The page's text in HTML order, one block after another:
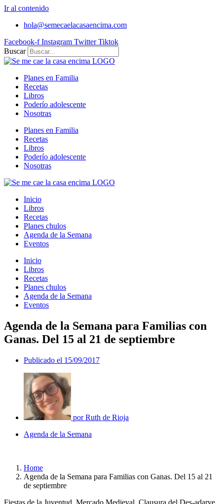
Ir al contenido
hola@semecaelacasaencima.com
Facebook-f Instagram Twitter Tiktok
Buscar
Planes en Familia
Recetas
Libros
Poderío adolescente
Nosotras
Planes en Familia
Recetas
Libros
Poderío adolescente
Nosotras
Inicio
Libros
Recetas
Planes chulos
Agenda de la Semana
Eventos
Inicio
Libros
Recetas
Planes chulos
Agenda de la Semana
Eventos
Agenda de la Semana para Familias con
Ganas. Del 15 al 21 de septiembre
Publicado el 15/09/2017
porRuth de Rioja
Agenda de la Semana
Home
Agenda de la Semana para Familias con Ganas. Del 15 al 21
de septiembre
Fiestas de la Juventud, Mercado Medieval, Clausura del Des-adarve.